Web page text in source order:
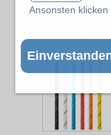
Ansonsten